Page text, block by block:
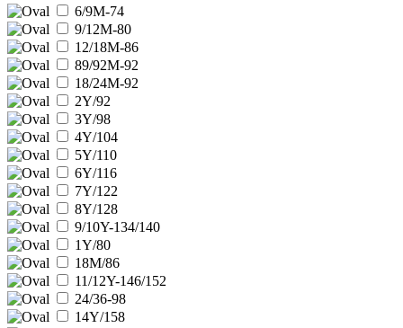
6/9M-74
9/12M-80
12/18M-86
89/92M-92
18/24M-92
2Y/92
3Y/98
4Y/104
5Y/110
6Y/116
7Y/122
8Y/128
9/10Y-134/140
1Y/80
18M/86
11/12Y-146/152
24/36-98
14Y/158